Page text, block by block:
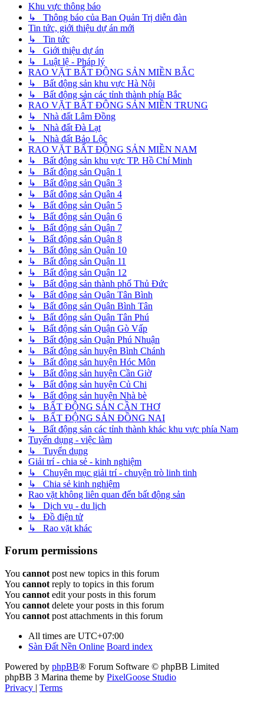
Khu vực thông báo
↳ Thông báo của Ban Quản Trị diễn đàn
Tin tức, giới thiệu dự án mới
↳ Tin tức
↳ Giới thiệu dự án
↳ Luật lệ - Pháp lý
RAO VẶT BẤT ĐỘNG SẢN MIỀN BẮC
↳ Bất động sản khu vực Hà Nội
↳ Bất động sản các tỉnh thành phía Bắc
RAO VẶT BẤT ĐỘNG SẢN MIỀN TRUNG
↳ Nhà đất Lâm Đồng
↳ Nhà đất Đà Lạt
↳ Nhà đất Bảo Lộc
RAO VẶT BẤT ĐỘNG SẢN MIỀN NAM
↳ Bất động sản khu vực TP. Hồ Chí Minh
↳ Bất động sản Quận 1
↳ Bất động sản Quận 3
↳ Bất động sản Quận 4
↳ Bất động sản Quận 5
↳ Bất động sản Quận 6
↳ Bất động sản Quận 7
↳ Bất động sản Quận 8
↳ Bất động sản Quận 10
↳ Bất động sản Quận 11
↳ Bất động sản Quận 12
↳ Bất động sản thành phố Thủ Đức
↳ Bất động sản Quận Tân Bình
↳ Bất động sản Quận Bình Tân
↳ Bất động sản Quận Tân Phú
↳ Bất động sản Quận Gò Vấp
↳ Bất động sản Quận Phú Nhuận
↳ Bất động sản huyện Bình Chánh
↳ Bất động sản huyện Hóc Môn
↳ Bất động sản huyện Cần Giờ
↳ Bất động sản huyện Củ Chi
↳ Bất động sản huyện Nhà bè
↳ BẤT ĐỘNG SẢN CẦN THƠ
↳ BẤT ĐỘNG SẢN ĐỒNG NAI
↳ Bất động sản các tỉnh thành khác khu vực phía Nam
Tuyển dụng - việc làm
↳ Tuyển dụng
Giải trí - chia sẻ - kinh nghiệm
↳ Chuyên mục giải trí - chuyện trò linh tinh
↳ Chia sẻ kinh nghiệm
Rao vặt không liên quan đến bất động sản
↳ Dịch vụ - du lịch
↳ Đồ điện tử
↳ Rao vặt khác
Forum permissions
You cannot post new topics in this forum
You cannot reply to topics in this forum
You cannot edit your posts in this forum
You cannot delete your posts in this forum
You cannot post attachments in this forum
All times are UTC+07:00
Sàn Đất Nền Online Board index
Powered by phpBB® Forum Software © phpBB Limited
phpBB 3 Marina theme by PixelGoose Studio
Privacy | Terms